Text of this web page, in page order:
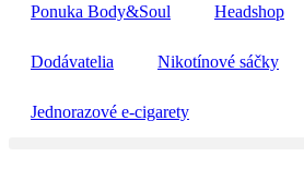
Ponuka Body&Soul Headshop
Dodávatelia Nikotínové sáčky
Jednorazové e-cigarety